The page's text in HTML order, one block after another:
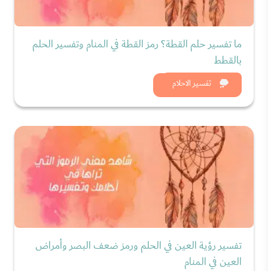
تفسير الاحلام
ما تفسير حلم القطة؟ رمز القطة في المنام وتفسير الحلم
بالقطط
شاهد الان
تفسير رؤية العين في الحلم ورمز ضعف البصر وأمراض
العين في المنام